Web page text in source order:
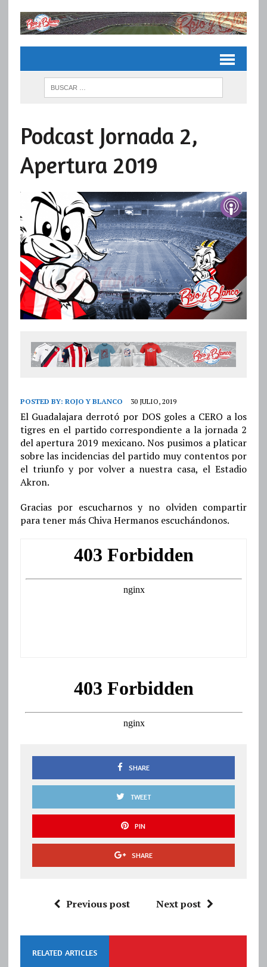
Podcast Jornada 2,
Apertura 2019
POSTED BY: ROJO Y BLANCO 30 JULIO, 2019
El Guadalajara derrotó por DOS goles a CERO a los
tigres en el partido correspondiente a la jornada 2
del apertura 2019 mexicano. Nos pusimos a platicar
sobre las incidencias del partido muy contentos por
el triunfo y por volver a nuestra casa, el Estadio
Akron.
Gracias por escucharnos y no olviden compartir
para tener más Chiva Hermanos escuchándonos.
SHARE
TWEET
PIN
SHARE
Previous post Next post
RELATED ARTICLES